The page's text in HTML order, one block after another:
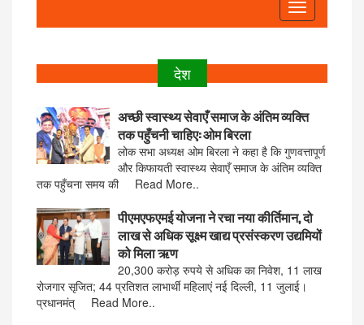
Toggle
navigation
देश
अच्छी स्वास्थ्य सेवाएँ समाज के अंतिम व्यक्ति
तक पहुँचनी चाहिए: ओम बिरला
लोक सभा अध्यक्ष ओम बिरला ने कहा है कि गुणवत्तापूर्ण
और किफायती स्वास्थ्य सेवाएँ समाज के अंतिम व्यक्ति
तक पहुँचना समय की Read More..
पीएमएफएमई योजना ने रचा नया कीर्तिमान, दो
लाख से अधिक सूक्ष्म खाद्य प्रसंस्करण उद्यमियों
को मिला ऋण
20,300 करोड़ रुपये से अधिक का निवेश, 11 लाख
रोजगार सृजित; 44 प्रतिशत लाभार्थी महिलाएं नई दिल्ली, 11 जुलाई।
प्रधानमंत् Read More..